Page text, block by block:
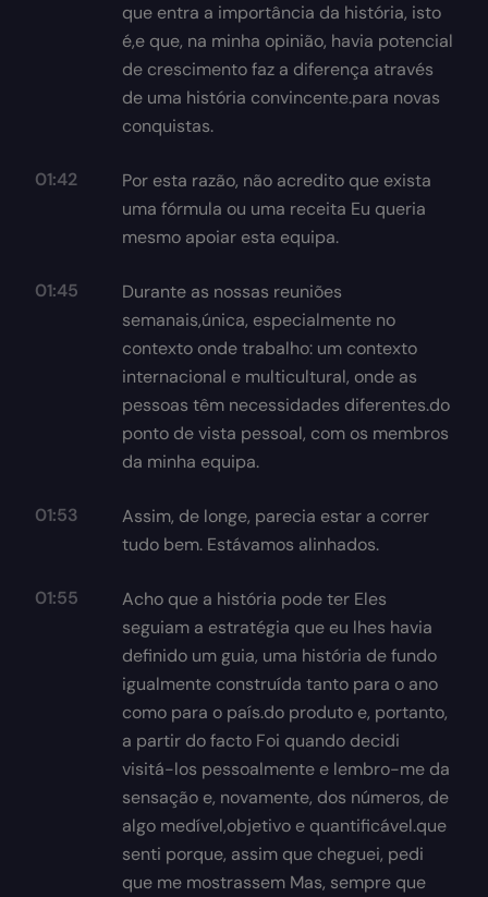
que entra a importância da história, isto
é,e que, na minha opinião, havia potencial
de crescimento faz a diferença através
de uma história convincente.para novas
conquistas.
01:42
Por esta razão, não acredito que exista
uma fórmula ou uma receita Eu queria
mesmo apoiar esta equipa.
01:45
Durante as nossas reuniões
semanais,única, especialmente no
contexto onde trabalho: um contexto
internacional e multicultural, onde as
pessoas têm necessidades diferentes.do
ponto de vista pessoal, com os membros
da minha equipa.
01:53
Assim, de longe, parecia estar a correr
tudo bem. Estávamos alinhados.
01:55
Acho que a história pode ter Eles
seguiam a estratégia que eu lhes havia
definido um guia, uma história de fundo
igualmente construída tanto para o ano
como para o país.do produto e, portanto,
a partir do facto Foi quando decidi
visitá-los pessoalmente e lembro-me da
sensação e, novamente, dos números, de
algo medível,objetivo e quantificável.que
senti porque, assim que cheguei, pedi
que me mostrassem Mas, sempre que